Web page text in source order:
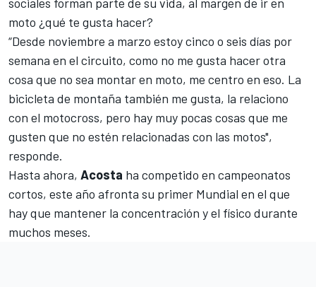
moto ¿qué te gusta hacer?
“Desde noviembre a marzo estoy cinco o seis días por
semana en el circuito, como no me gusta hacer otra
cosa que no sea montar en moto, me centro en eso. La
bicicleta de montaña también me gusta, la relaciono
con el motocross, pero hay muy pocas cosas que me
gusten que no estén relacionadas con las motos",
responde.
Hasta ahora, Acosta ha competido en campeonatos
cortos, este año afronta su primer Mundial en el que
hay que mantener la concentración y el físico durante
muchos meses.